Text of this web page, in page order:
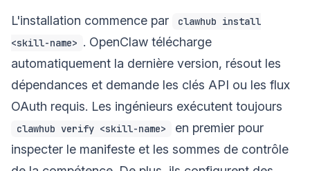
L'installation commence par
clawhub install
<skill-name> . OpenClaw télécharge
automatiquement la dernière version, résout les
dépendances et demande les clés API ou les flux
OAuth requis. Les ingénieurs exécutent toujours
clawhub verify <skill-name>
en premier pour
inspecter le manifeste et les sommes de contrôle